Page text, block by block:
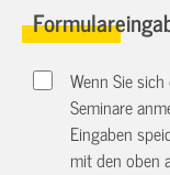
Wenn Sie
Seminare
Eingaben
mit den oben